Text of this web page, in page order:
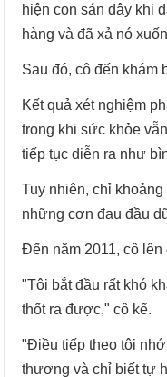
hiện con sán dây khi
hàng và đã xả nó
Sau đó, cô đến khám
Kết quả xét nghiệm
trong khi sức khỏe
tiếp tục diễn ra như
Tuy nhiên, chỉ
những cơn đau đầu
Đến năm 2011, cô
"Tôi bắt đầu rất khó
thốt ra được," cô kể.
"Điều tiếp theo tôi
thương và chỉ biết tự